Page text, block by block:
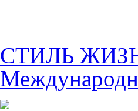
СТИЛЬ